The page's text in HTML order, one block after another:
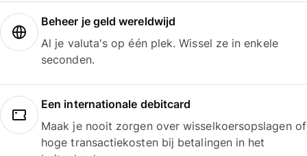
Beheer je geld wereldwijd
Al je valuta's op één plek. Wissel ze in enkele
seconden.
Een internationale debitcard
Maak je nooit zorgen over wisselkoersopslagen of
hoge transactiekosten bij betalingen in het